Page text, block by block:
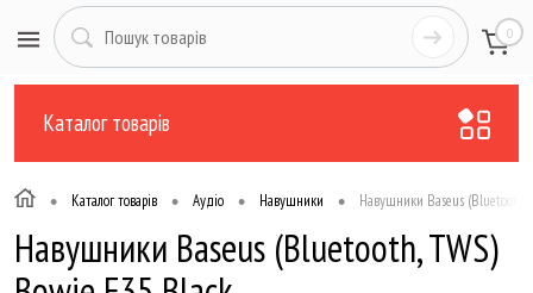
0
Каталог товарів
• Каталог товарів • Аудіо • Навушники • Навушники Baseus (Bluetooth,
Навушники Baseus (Bluetooth, TWS)